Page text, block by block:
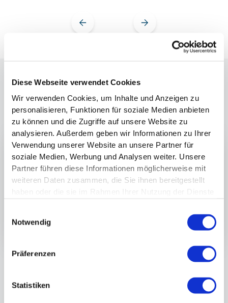
Diese Webseite verwendet Cookies
Wir verwenden Cookies, um Inhalte und Anzeigen zu
personalisieren, Funktionen für soziale Medien anbieten
zu können und die Zugriffe auf unsere Website zu
analysieren. Außerdem geben wir Informationen zu Ihrer
Verwendung unserer Website an unsere Partner für
soziale Medien, Werbung und Analysen weiter. Unsere
Partner führen diese Informationen möglicherweise mit
weiteren Daten zusammen, die Sie ihnen bereitgestellt
Notwendig
Präferenzen
Statistiken
InterviewmitJochen B.
Zweites Interview mit Jochen 2